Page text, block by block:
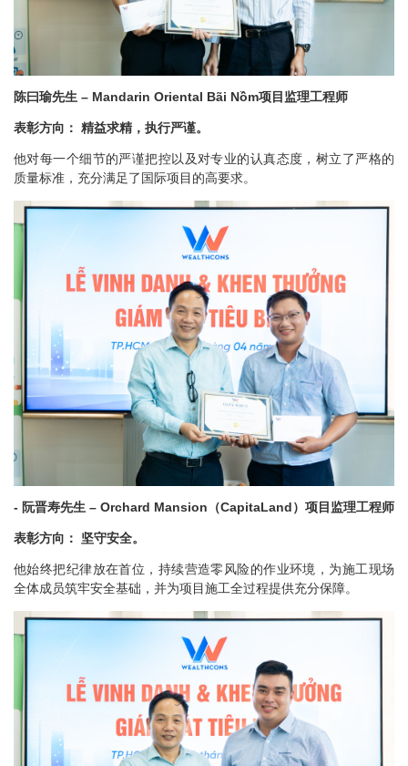
陈曰瑜先生 – Mandarin Oriental Bãi Nồm项目监理工程师
表彰方向： 精益求精，执行严谨。
他对每一个细节的严谨把控以及对专业的认真态度，树立了严格的
质量标准，充分满足了国际项目的高要求。
- 阮晋寿先生 – Orchard Mansion（CapitaLand）项目监理工程师
表彰方向： 坚守安全。
他始终把纪律放在首位，持续营造零风险的作业环境，为施工现场
全体成员筑牢安全基础，并为项目施工全过程提供充分保障。